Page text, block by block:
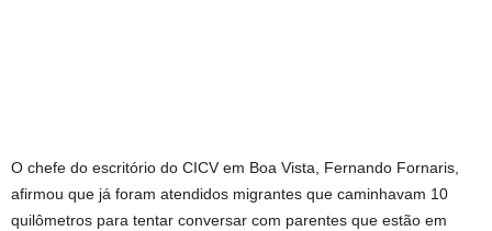
O chefe do escritório do CICV em Boa Vista, Fernando Fornaris,
afirmou que já foram atendidos migrantes que caminhavam 10
quilômetros para tentar conversar com parentes que estão em